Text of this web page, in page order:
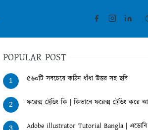
POPULAR POST
1 ৫৬০টি সবচেয়ে কঠিন ধাঁধা উত্তর সহ ছবি
2 ফরেক্স ট্রেডিং কি | কিভাবে ফরেক্স ট্রেডিং
3
Adobe illustrator Tutorial Bangla | এডোবি